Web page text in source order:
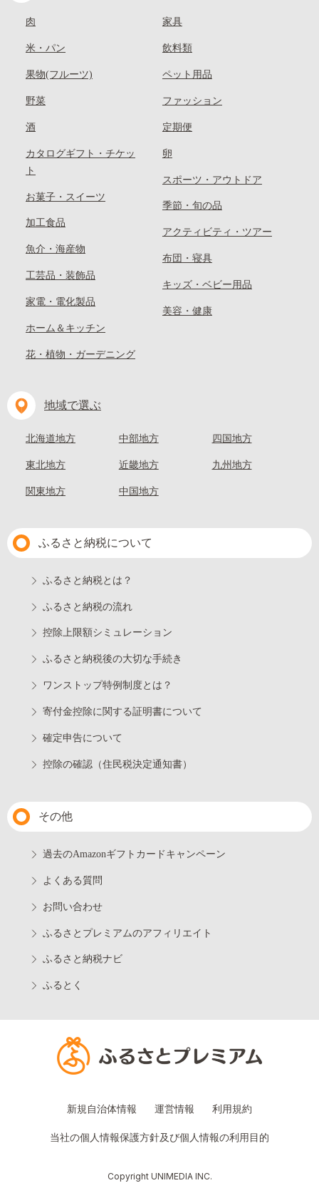
肉
米・パン
果物(フルーツ)
野菜
酒
カタログギフト・チケッ
ト
お菓子・スイーツ
加工食品
魚介・海産物
工芸品・装飾品
家電・電化製品
ホーム＆キッチン
花・植物・ガーデニング
家具
飲料類
ペット用品
ファッション
定期便
卵
スポーツ・アウトドア
季節・旬の品
アクティビティ・ツアー
布団・寝具
キッズ・ベビー用品
美容・健康
地域で選ぶ
北海道地方
東北地方
関東地方
中部地方
近畿地方
中国地方
四国地方
九州地方
ふるさと納税について
ふるさと納税とは？
ふるさと納税の流れ
控除上限額シミュレーション
ふるさと納税後の大切な手続き
ワンストップ特例制度とは？
寄付金控除に関する証明書について
確定申告について
控除の確認（住民税決定通知書）
その他
過去のAmazonギフトカードキャンペーン
よくある質問
お問い合わせ
ふるさとプレミアムのアフィリエイト
ふるさと納税ナビ
ふるとく
新規自治体情報 運営情報 利用規約
当社の個人情報保護方針及び個人情報の利用目的
Copyright UNIMEDIA INC.